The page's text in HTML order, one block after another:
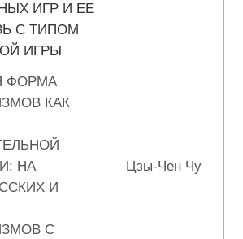
ИГР И ЕЕ
С ТИПОМ
ИГРЫ
ФОРМА
КАК
НА
И
С
Цзы-Чен Чу